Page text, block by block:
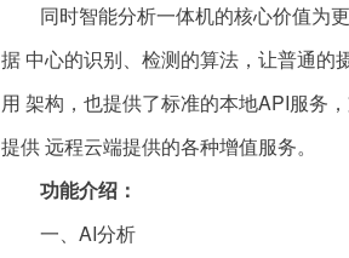
同时智能分析一体机的核心价值为更
据 中心的识别、检测的算法，让普通的
用 架构，也提供了标准的本地API服务
提供 远程云端提供的各种增值服务。
功能介绍：
一、AI分析